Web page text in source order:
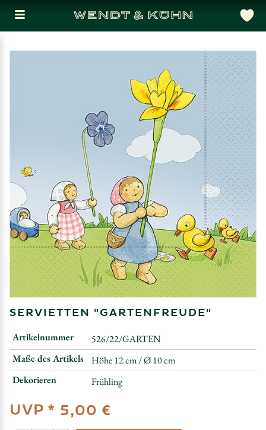
SERVIETTEN "GARTENFREUDE"
Artikelnummer
526/22/GARTEN
Maße des Artikels
Höhe 12 cm / Ø 10 cm
Dekorieren
Frühling
UVP * 5,00 €